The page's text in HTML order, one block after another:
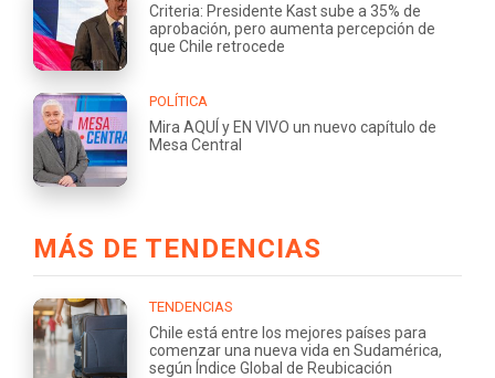
Criteria: Presidente Kast sube a 35% de
aprobación, pero aumenta percepción de
que Chile retrocede
POLÍTICA
Mira AQUÍ y EN VIVO un nuevo capítulo de
Mesa Central
MÁS DE TENDENCIAS
TENDENCIAS
Chile está entre los mejores países para
comenzar una nueva vida en Sudamérica,
según Índice Global de Reubicación